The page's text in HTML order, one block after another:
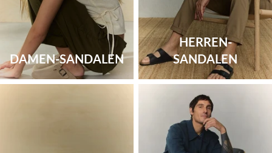
DAMEN-SANDALEN
HERREN-
SANDALEN